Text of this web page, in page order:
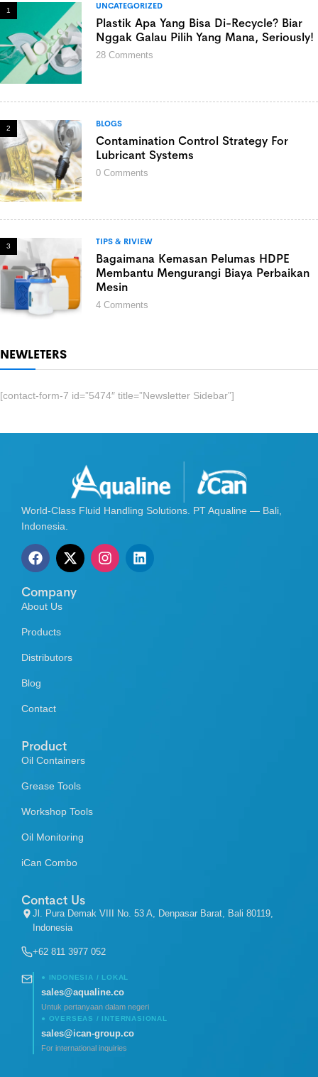
1 UNCATEGORIZED
Plastik Apa Yang Bisa Di-Recycle? Biar
Nggak Galau Pilih Yang Mana, Seriously!
28 Comments
2 BLOGS
Contamination Control Strategy For
Lubricant Systems
0 Comments
3 TIPS & RIVIEW
Bagaimana Kemasan Pelumas HDPE
Membantu Mengurangi Biaya Perbaikan
Mesin
4 Comments
NEWLETERS
[contact-form-7 id=”5474″ title=”Newsletter Sidebar”]
World-Class Fluid Handling Solutions. PT Aqualine — Bali,
Indonesia.
Company
About Us
Products
Distributors
Blog
Contact
Product
Oil Containers
Grease Tools
Workshop Tools
Oil Monitoring
iCan Combo
Contact Us
Jl. Pura Demak VIII No. 53 A, Denpasar Barat, Bali 80119,
Indonesia
+62 811 3977 052
● INDONESIA / LOKAL
sales@aqualine.co
Untuk pertanyaan dalam negeri
● OVERSEAS / INTERNASIONAL
sales@ican-group.co
For international inquiries